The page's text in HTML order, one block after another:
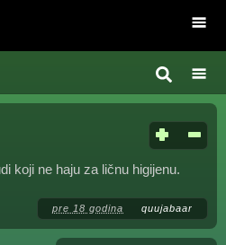
koji ne haju za ličnu higijenu.
pre 18 godina quujabaar